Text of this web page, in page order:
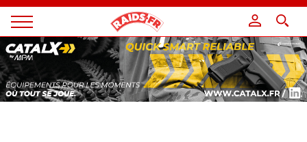
Magazine
Raids
Panneau de gestion des cookies